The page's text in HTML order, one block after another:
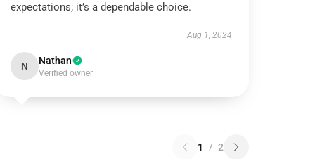
expectations; it’s a dependable choice.
Aug 1, 2024
N Nathan
Verified owner
1 / 2